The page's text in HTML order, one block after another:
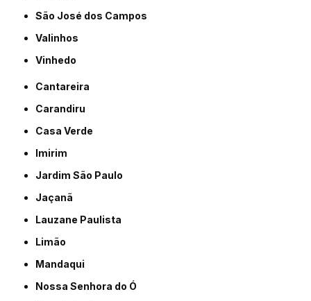
São José dos Campos
Valinhos
Vinhedo
Cantareira
Carandiru
Casa Verde
Imirim
Jardim São Paulo
Jaçanã
Lauzane Paulista
Limão
Mandaqui
Nossa Senhora do Ó